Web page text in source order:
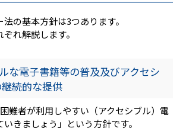
の基本方針は3つあります。
れ解説します。
な電子書籍等の普及及びアクセシ
続的な提供
難者が利用しやすい（アクセシブル）電
きましょう」という方針です。